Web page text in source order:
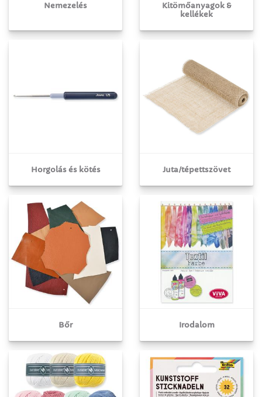
Nemezelés
Kitömőanyagok &
kellékek
Horgolás és kötés Juta/tépettszövet
Bőr Irodalom